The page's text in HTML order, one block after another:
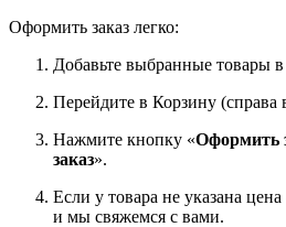
Оформить заказ легко:
Добавьте выбранные товары
Перейдите в Корзину (справа
Нажмите кнопку «Оформить
заказ».
Если у товара не указана
и мы свяжемся с вами.